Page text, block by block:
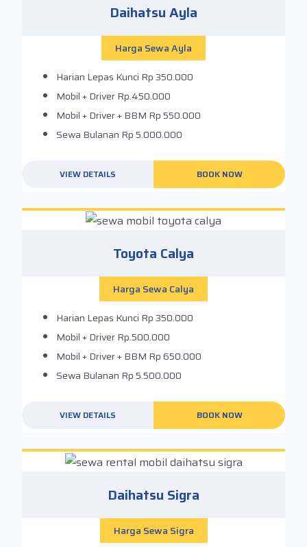
Daihatsu Ayla
Harga Sewa Ayla
Harian Lepas Kunci Rp 350.000
Mobil + DriverRp.450.000
Mobil + Driver + BBM Rp 550.000
Sewa Bulanan Rp 5.000.000
VIEW DETAILS BOOK NOW
Toyota Calya
Harga Sewa Calya
Harian Lepas Kunci Rp 350.000
Mobil + DriverRp.500.000
Mobil + Driver + BBM Rp 650.000
Sewa Bulanan Rp 5.500.000
VIEW DETAILS BOOK NOW
Daihatsu Sigra
Harga Sewa Sigra